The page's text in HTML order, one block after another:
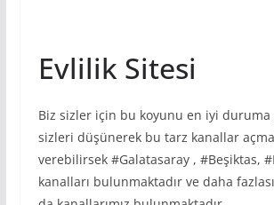
Evlilik Sitesi
Biz sizler için bu koyunu en iyi
sizleri düşünerek bu tarz kanallar
verebilirsek #Galatasaray , #Beşiktas,
kanalları bulunmaktadır ve daha